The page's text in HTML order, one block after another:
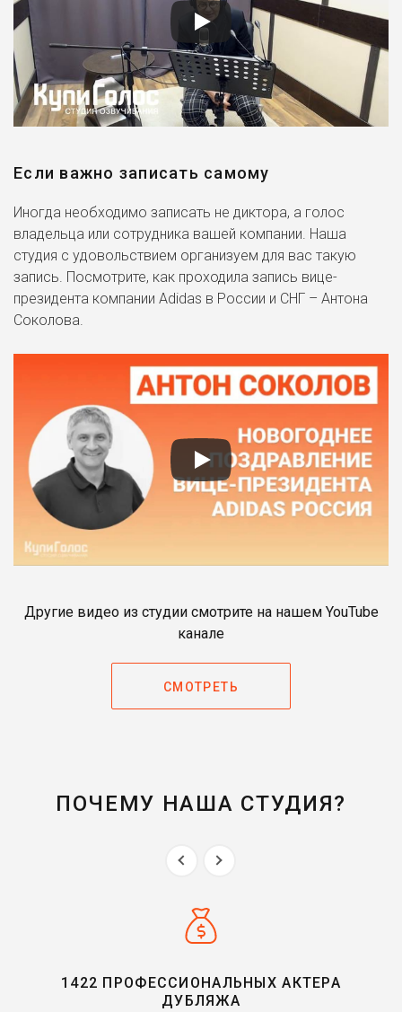
Если важно записать самому
Иногда необходимо записать не диктора, а голос
владельца или сотрудника вашей компании. Наша
студия с удовольствием организуем для вас такую
запись. Посмотрите, как проходила запись вице-
президента компании Adidas в России и СНГ – Антона
Соколова.
Другие видео из студии смотрите на нашем YouTube
канале
СМОТРЕТЬ
ПОЧЕМУ НАША СТУДИЯ?
1422 ПРОФЕССИОНАЛЬНЫХ АКТЕРА
ДУБЛЯЖА